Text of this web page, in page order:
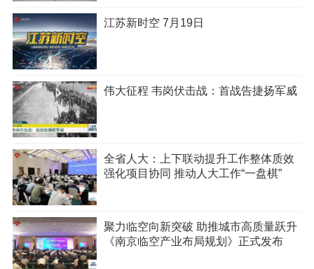
江苏新时空 7月19日
伟大征程 韦岗伏击战：首战告捷扬军威
全省人大：上下联动提升工作整体质效
强化项目协同 推动人大工作“一盘棋”
聚力临空向新突破 助推城市高质量跃升
《南京临空产业布局规划》正式发布